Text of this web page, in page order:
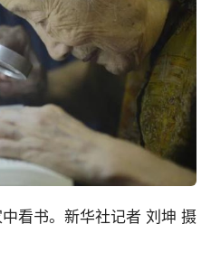
看书。新华社记者 刘坤 摄